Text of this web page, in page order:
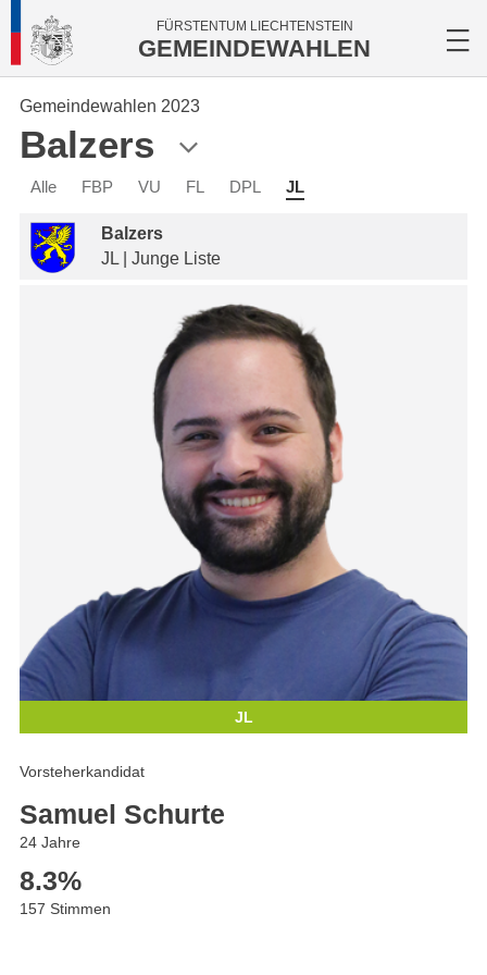
FÜRSTENTUM LIECHTENSTEIN
GEMEINDEWAHLEN
Gemeindewahlen 2023
Balzers
Alle FBP VU FL DPL JL
Balzers
JL | Junge Liste
JL
Vorsteherkandidat
Samuel Schurte
24 Jahre
8.3%
157 Stimmen